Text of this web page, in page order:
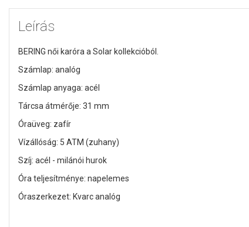
Leírás
BERING női karóra a Solar kollekcióból.
Számlap: analóg
Számlap anyaga: acél
Tárcsa átmérője: 31 mm
Óraüveg: zafír
Vízállóság: 5 ATM (zuhany)
Szíj: acél - milánói hurok
Óra teljesítménye: napelemes
Óraszerkezet: Kvarc analóg